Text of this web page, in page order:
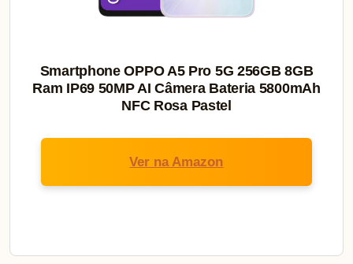
Smartphone OPPO A5 Pro 5G 256GB 8GB
Ram IP69 50MP AI Câmera Bateria 5800mAh
NFC Rosa Pastel
Ver na Amazon